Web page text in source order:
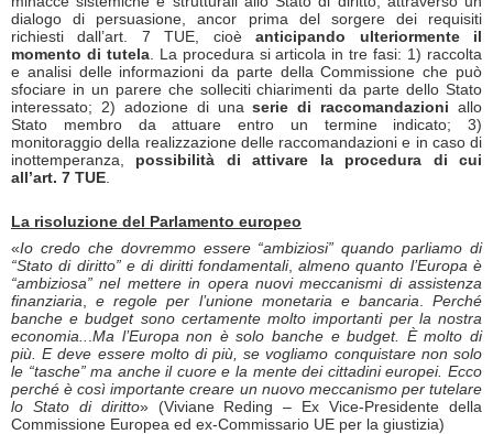
dialogo di persuasione, ancor prima del sorgere dei requisiti
richiesti dall’art. 7 TUE, cioèanticipando ulteriormente il
momento di tutela. La procedura si articola in tre fasi: 1) raccolta
e analisi delle informazioni da parte della Commissione che può
sfociare in un parere che solleciti chiarimenti da parte dello Stato
interessato; 2) adozione di unaserie di raccomandazioni allo
Stato membro da attuare entro un termine indicato; 3)
monitoraggio della realizzazione delle raccomandazioni e in caso di
inottemperanza, possibilità di attivare la procedura di cui
all’art. 7 TUE
La risoluzione del Parlamento europeo
«Io credo che dovremmo essere “ambiziosi” quando parliamo di
“Stato di diritto” e di diritti fondamentali,almeno quanto l’Europa è
“ambiziosa” nel mettere in opera nuovi meccanismi di assistenza
finanziaria ,e regole per l’unione monetaria e bancaria
Perché
banche e budget sono certamente molto importanti per la nostra
economia..
Ma l’Europa non è solo banche e budget. È molto di
più. E deve essere molto di più, se vogliamo conquistare non solo
le “tasche” ma anche il cuore e la mente dei cittadini europei. Ecco
perché è così importante creare un nuovo meccanismo per tutelare
lo Stato di diritto» (Viviane Reding – Ex Vice-Presidente della
Commissione Europea ed ex-Commissario UE per la giustizia)